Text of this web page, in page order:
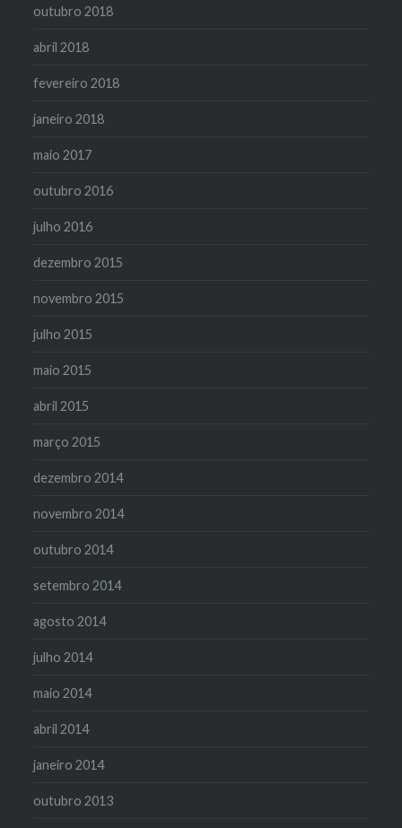
outubro 2018
abril 2018
fevereiro 2018
janeiro 2018
maio 2017
outubro 2016
julho 2016
dezembro 2015
novembro 2015
julho 2015
maio 2015
abril 2015
março 2015
dezembro 2014
novembro 2014
outubro 2014
setembro 2014
agosto 2014
julho 2014
maio 2014
abril 2014
janeiro 2014
outubro 2013